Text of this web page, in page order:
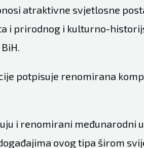
atraktivne svjetlosne
i prirodnog i kulturno-
potpisuje renomirana
i renomirani međunarodni
ovog tipa širom